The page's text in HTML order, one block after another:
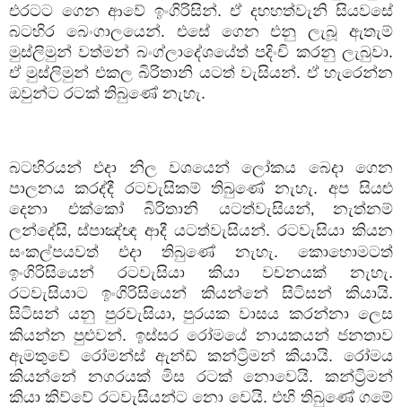
එරටට ගෙන ආවේ ඉංගිරිසින්. ඒ දහහත්වැනි සියවසේ
බටහිර බෙංගාලයෙන්. එසේ ගෙන එනු ලැබූ ඇතැම්
මුස්ලිමුන් වත්මන් බංග්ලාදේශයේත් පදිංචි කරනු ලැබුවා.
ඒ මුස්ලිමුන් එකල බිරිතානි යටත් වැසියන්. ඒ හැරෙන්න
ඔවුන්ට රටක් තිබුණේ නැහැ.
බටහිරයන් එදා නිල වශයෙන් ලෝකය බෙදා ගෙන
පාලනය කරද්දී රටවැසිකම් තිබුණේ නැහැ. අප සියළු
දෙනා එක්කෝ බිරිතානි යටත්වැසියන්, නැත්නම්
ලන්දේසි, ස්පාඤ්ඥ ආදී යටත්වැසියන්. රටවැසියා කියන
සංකල්පයවත් එදා තිබුණේ නැහැ. කොහොමටත්
ඉංගිරිසියෙන් රටවැසියා කියා වචනයක් නැහැ.
රටවැසියාට ඉංගිරිසියෙන් කියන්නේ සිටිසන් කියායි.
සිටිසන් යනු පුරවැසියා,පුරයක වාසය කරන්නා ලෙස
කියන්න පුළුවන්. ඉස්සර රෝමයේ නායකයන් ජනතාව
ඇමතුවේ රෝමන්ස් ඇන්ඩ් කන්ට්‍රිමන් කියායි. රෝමය
කියන්නේ නගරයක් මිස රටක් නොවෙයි. කන්ට්‍රිමන්
කියා කිව්වේ රටවැසියන්ට නො වෙයි. එහි තිබුණේ ගමේ